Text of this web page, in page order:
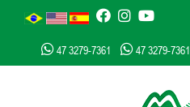
47 3279-7361 47 3279-7361